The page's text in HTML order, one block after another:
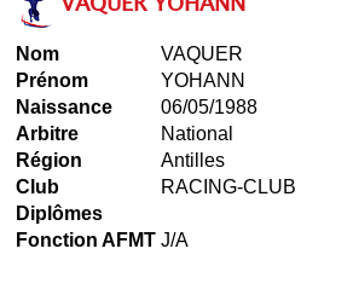
Nom
VAQUER
Prénom
YOHANN
Naissance
06/05/1988
Arbitre
National
Région
Antilles
Club
RACING-CLUB
Diplômes
Fonction AFMT J/A